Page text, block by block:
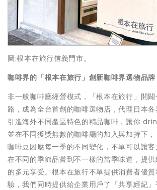
圖:根本在旅行信義門市。
咖啡界的「根本在旅行」創新咖啡界選物品牌
非一般咖啡廳經營模式，「根本在旅行」開
路，成為全台首創的咖啡選物店，代理日本
引進海外不同產區特色的精品咖啡，讓你
並在不同獲獎無數的咖啡廳的加入與加持下
咖啡豆因應每一季的不同變化，不單可以讓
在不同的季節品嘗到不一樣的當季味道，提
的多元享受。根本在旅行不單提供消費者優
驗，我們同時提供給企業用戶了「共享經紀